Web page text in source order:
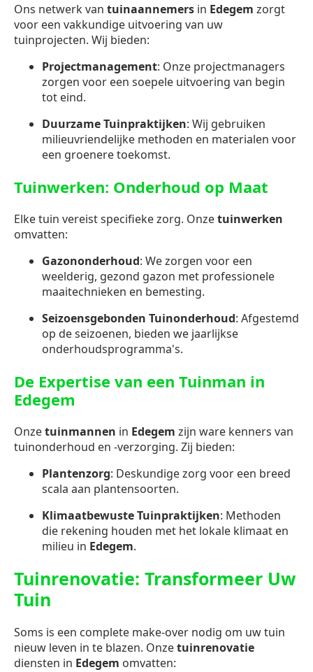
Ons netwerk van tuinaannemers in Edegem zorgt
voor een vakkundige uitvoering van uw
tuinprojecten. Wij bieden:
Projectmanagement: Onze projectmanagers
zorgen voor een soepele uitvoering van begin
tot eind.
Duurzame Tuinpraktijken: Wij gebruiken
milieuvriendelijke methoden en materialen voor
een groenere toekomst.
Tuinwerken: Onderhoud op Maat
Elke tuin vereist specifieke zorg. Onzetuinwerken
omvatten:
Gazononderhoud: We zorgen voor een
weelderig, gezond gazon met professionele
maaitechnieken en bemesting.
Seizoensgebonden Tuinonderhoud: Afgestemd
op de seizoenen, bieden we jaarlijkse
onderhoudsprogramma's.
De Expertise van een Tuinman in
Edegem
Onzetuinmannen in Edegem zijn ware kenners van
tuinonderhoud en -verzorging. Zij bieden:
Plantenzorg: Deskundige zorg voor een breed
scala aan plantensoorten.
Klimaatbewuste Tuinpraktijken: Methoden
die rekening houden met het lokale klimaat en
milieu in Edegem.
Tuinrenovatie: Transformeer Uw
Tuin
Soms is een complete make-over nodig om uw tuin
nieuw leven in te blazen. Onzetuinrenovatie
diensten in Edegem omvatten: